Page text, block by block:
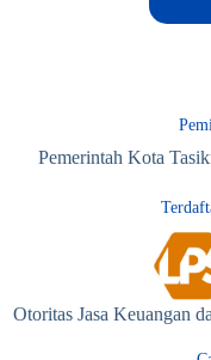
Pemerintah Kota
Otoritas Jasa Keuangan